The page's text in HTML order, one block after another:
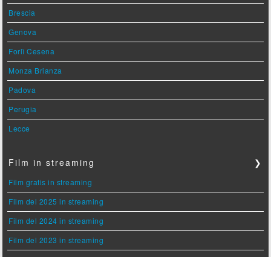
Brescia
Genova
Forlì Cesena
Monza Brianza
Padova
Perugia
Lecce
Film in streaming ❯
Film gratis in streaming
Film del 2025 in streaming
Film del 2024 in streaming
Film del 2023 in streaming